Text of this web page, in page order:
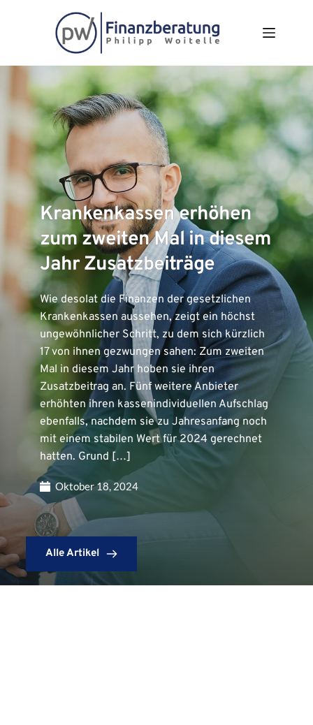
Krankenkassen erhöhen
zum zweiten Mal in diesem
Jahr Zusatzbeiträge
Wie desolat die Finanzen der gesetzlichen
Krankenkassen aussehen, zeigt ein höchst
ungewöhnlicher Schritt, zu dem sich kürzlich
17 von ihnen gezwungen sahen: Zum zweiten
Mal in diesem Jahr hoben sie ihren
Zusatzbeitrag an. Fünf weitere Anbieter
erhöhten ihren kassenindividuellen Aufschlag
ebenfalls, nachdem sie zu Jahresanfang noch
mit einem stabilen Wert für 2024 gerechnet
hatten. Grund […]
Oktober 18, 2024
Alle Artikel